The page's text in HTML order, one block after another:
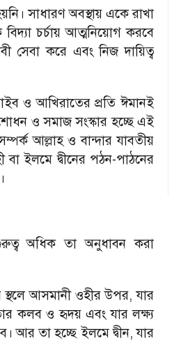
সাধারণ অবস্থায় একে রাখা
চর্চায় আত্মনিয়োগ করবে
সেবা করে এবং নিজ দায়িত্ব
ও আখিরাতের প্রতি ঈমানই
ও সমাজ সংস্কার হচ্ছে এই
আল্লাহ ও বান্দার যাবতীয়
ইলমে দ্বীনের পঠন-পাঠনের
অধিক তা অনুধাবন করা
স্থলে আসমানী ওহীর উপর, যার
কলব ও হৃদয় এবং যার লক্ষ্য
আর তা হচ্ছে ইলমে দ্বীন, যার